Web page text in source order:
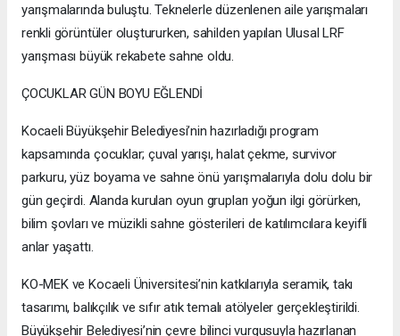
yarışmalarında buluştu. Teknelerle düzenlenen aile yarışmaları
renkli görüntüler oluştururken, sahilden yapılan Ulusal LRF
yarışması büyük rekabete sahne oldu.
ÇOCUKLAR GÜN BOYU EĞLENDİ
Kocaeli Büyükşehir Belediyesi’nin hazırladığı program
kapsamında çocuklar; çuval yarışı, halat çekme, survivor
parkuru, yüz boyama ve sahne önü yarışmalarıyla dolu dolu bir
gün geçirdi. Alanda kurulan oyun grupları yoğun ilgi görürken,
bilim şovları ve müzikli sahne gösterileri de katılımcılara keyifli
anlar yaşattı.
KO-MEK ve Kocaeli Üniversitesi’nin katkılarıyla seramik, takı
tasarımı, balıkçılık ve sıfır atık temalı atölyeler gerçekleştirildi.
Büyükşehir Belediyesi’nin çevre bilinci vurgusuyla hazırlanan